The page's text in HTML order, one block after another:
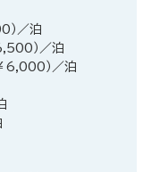
）／泊
）／泊
6,000）／泊